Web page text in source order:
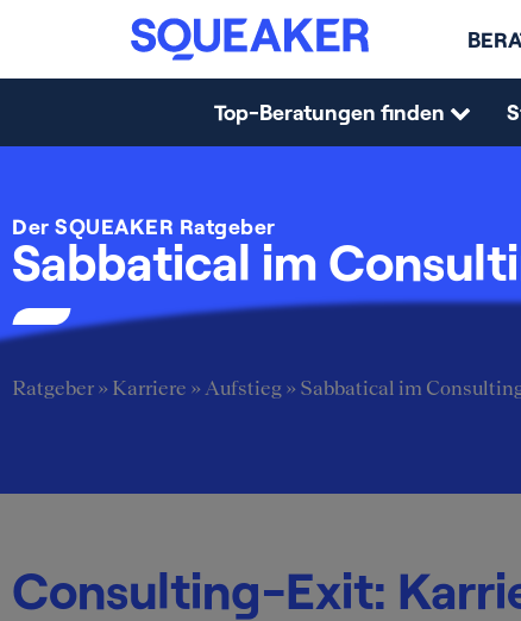
Top-Beratungen finden
Der SQUEAKER Ratgeber
Sabbatical im
Ratgeber » Karriere »Aufstieg » Sabbatical im
Consulting-Exit: